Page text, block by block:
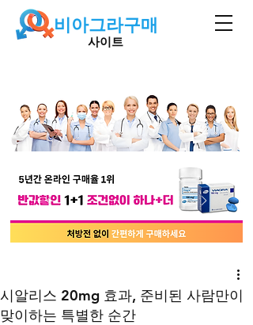
비아그라구매
사이트
시알리스 20mg 효과, 준비된 사람만이
맞이하는 특별한 순간